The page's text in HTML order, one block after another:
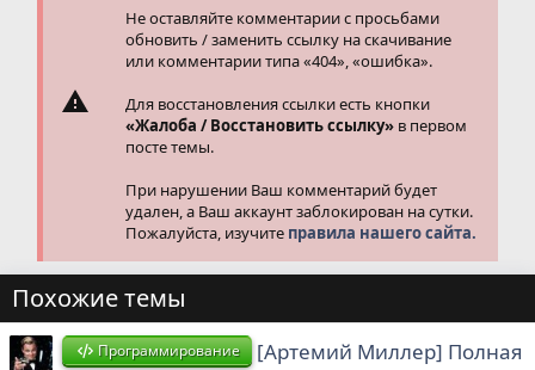
Не оставляйте комментарии с просьбами
обновить / заменить ссылку на скачивание
или комментарии типа «404», «ошибка».
Для восстановления ссылки есть кнопки
«Жалоба / Восстановить ссылку» в первом
посте темы.
При нарушении Ваш комментарий будет
удален, а Ваш аккаунт заблокирован на сутки.
Пожалуйста, изучите правила нашего сайта.
Похожие темы
Программирование
[Артемий Миллер] Полная